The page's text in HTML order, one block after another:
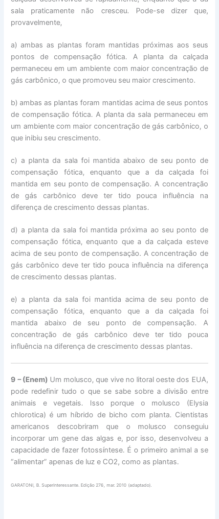
sala praticamente não cresceu. Pode-se dizer que,
provavelmente,
a) ambas as plantas foram mantidas próximas aos seus
pontos de compensação fótica. A planta da calçada
permaneceu em um ambiente com maior concentração de
gás carbônico, o que promoveu seu maior crescimento.
b) ambas as plantas foram mantidas acima de seus pontos
de compensação fótica. A planta da sala permaneceu em
um ambiente com maior concentração de gás carbônico, o
que inibiu seu crescimento.
c) a planta da sala foi mantida abaixo de seu ponto de
compensação fótica, enquanto que a da calçada foi
mantida em seu ponto de compensação. A concentração
de gás carbônico deve ter tido pouca influência na
diferença de crescimento dessas plantas.
d) a planta da sala foi mantida próxima ao seu ponto de
compensação fótica, enquanto que a da calçada esteve
acima de seu ponto de compensação. A concentração de
gás carbônico deve ter tido pouca influência na diferença
de crescimento dessas plantas.
e) a planta da sala foi mantida acima de seu ponto de
compensação fótica, enquanto que a da calçada foi
mantida abaixo de seu ponto de compensação. A
concentração de gás carbônico deve ter tido pouca
influência na diferença de crescimento dessas plantas.
9 – (Enem) Um molusco, que vive no litoral oeste dos EUA,
pode redefinir tudo o que se sabe sobre a divisão entre
animais e vegetais. Isso porque o molusco (Elysia
chlorotica) é um híbrido de bicho com planta. Cientistas
americanos descobriram que o molusco conseguiu
incorporar um gene das algas e, por isso, desenvolveu a
capacidade de fazer fotossíntese. É o primeiro animal a se
“alimentar” apenas de luz e CO2, como as plantas.
GARATONI, B. Superinteressante. Edição 276, mar. 2010 (adaptado).